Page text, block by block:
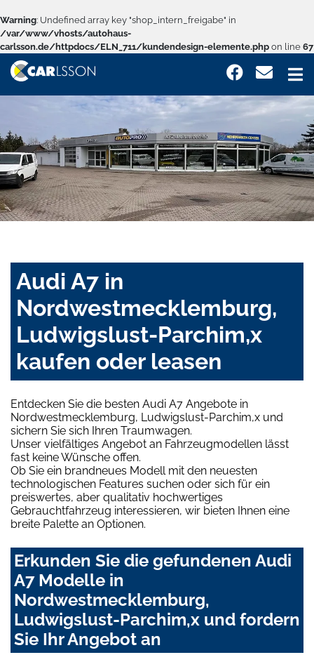
Warning: Undefined array key "shop_intern_freigabe" in
/var/www/vhosts/autohaus-
carlsson.de/httpdocs/ELN_711/kundendesign-elemente.php on line 67
Audi A7 in
Nordwestmecklemburg,
Ludwigslust-Parchim,x
kaufen oder leasen
Entdecken Sie die besten Audi A7 Angebote in
Nordwestmecklemburg, Ludwigslust-Parchim,x und
sichern Sie sich Ihren Traumwagen.
Unser vielfältiges Angebot an Fahrzeugmodellen lässt
fast keine Wünsche offen.
Ob Sie ein brandneues Modell mit den neuesten
technologischen Features suchen oder sich für ein
preiswertes, aber qualitativ hochwertiges
Gebrauchtfahrzeug interessieren, wir bieten Ihnen eine
breite Palette an Optionen.
Erkunden Sie die gefundenen Audi
A7 Modelle in
Nordwestmecklemburg,
Ludwigslust-Parchim,x und fordern
Sie Ihr Angebot an